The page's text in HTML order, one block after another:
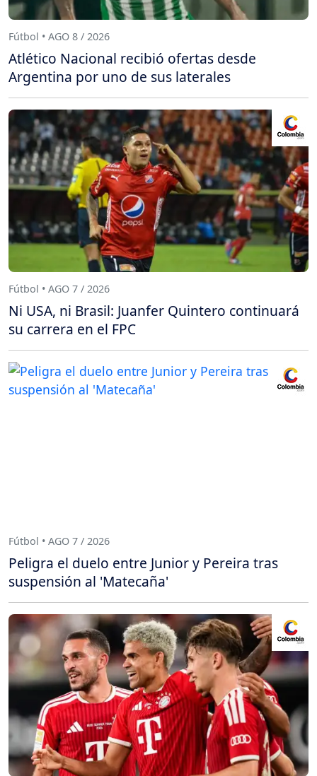
Fútbol • AGO 8 / 2026
Atlético Nacional recibió ofertas desde
Argentina por uno de sus laterales
Fútbol • AGO 7 / 2026
Ni USA, ni Brasil: Juanfer Quintero continuará
su carrera en el FPC
Fútbol • AGO 7 / 2026
Peligra el duelo entre Junior y Pereira tras
suspensión al 'Matecaña'